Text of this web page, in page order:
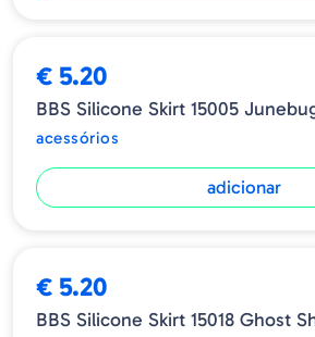
€ 5.20
BBS Silicone Skirt 15005
acessórios
adicionar
€ 5.20
BBS Silicone Skirt 15018 Ghost